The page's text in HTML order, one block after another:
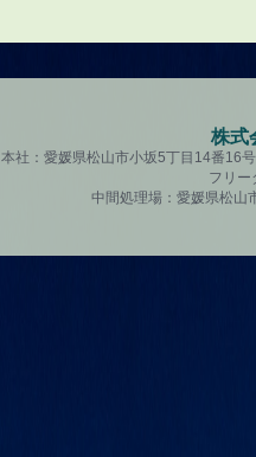
株式
本社：愛媛県松山市小坂5丁目14番
フリ
中間処理場：愛媛県松